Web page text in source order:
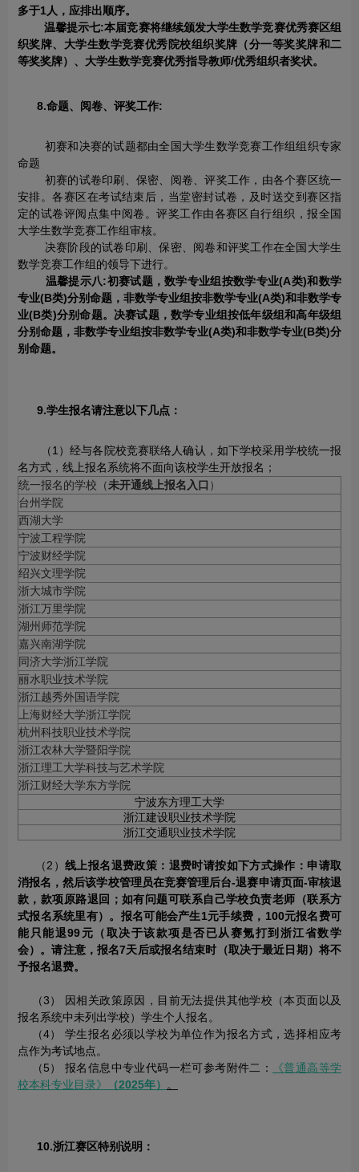
多于1人，应排出顺序。
温馨提示七:本届竞赛将继续颁发大学生数学竞赛优秀赛区组
织奖牌、大学生数学竞赛优秀院校组织奖牌（分一等奖奖牌和二
等奖奖牌）、大学生数学竞赛优秀指导教师/优秀组织者奖状。
8.命题、阅卷、评奖工作:
初赛和决赛的试题都由全国大学生数学竞赛工作组组织专家
命题
初赛的试卷印刷、保密、阅卷、评奖工作，由各个赛区统一
安排。各赛区在考试结束后，当堂密封试卷，及时送交到赛区指
定的试卷评阅点集中阅卷。评奖工作由各赛区自行组织，报全国
大学生数学竞赛工作组审核。
决赛阶段的试卷印刷、保密、阅卷和评奖工作在全国大学生
数学竞赛工作组的领导下进行。
温馨提示八:初赛试题，数学专业组按数学专业(A类)和数学
专业(B类)分别命题，非数学专业组按非数学专业(A类)和非数学专
业(B类)分别命题。决赛试题，数学专业组按低年级组和高年级组
分别命题，非数学专业组按非数学专业(A类)和非数学专业(B类)分
别命题。
9.学生报名请注意以下几点：
（1）经与各院校竞赛联络人确认，如下学校采用学校统一报
名方式，线上报名系统将不面向该校学生开放报名；
统一报名的学校（未开通线上报名入口 ）
台州学院
西湖大学
宁波工程学院
宁波财经学院
绍兴文理学院
浙大城市学院
浙江万里学院
湖州师范学院
嘉兴南湖学院
同济大学浙江学院
丽水职业技术学院
浙江越秀外国语学院
上海财经大学浙江学院
杭州科技职业技术学院
浙江农林大学暨阳学院
浙江理工大学科技与艺术学院
浙江财经大学东方学院
宁波东方理工大学
浙江建设职业技术学院
浙江交通职业技术学院
（2）线上报名退费政策：退费时请按如下方式操作：申请取
消报名，然后该学校管理员在竞赛管理后台-退赛申请页面-审核退
款，款项原路退回；如有问题可联系自己学校负责老师（联系方
式报名系统里有）。报名可能会产生1元手续费，100元报名费可
能只能退99元（取决于该款项是否已从赛氪打到浙江省数学
会）。请注意，报名7天后或报名结束时（取决于最近日期）将不
予报名退费。
（3） 因相关政策原因，目前无法提供其他学校（本页面以及
报名系统中未列出学校）学生个人报名。
（4） 学生报名必须以学校为单位作为报名方式，选择相应考
点作为考试地点。
（5） 报名信息中专业代码一栏可参考附件二：
《普通高等学
校本科专业目录》 （2025年） 。
10.浙江赛区特别说明：